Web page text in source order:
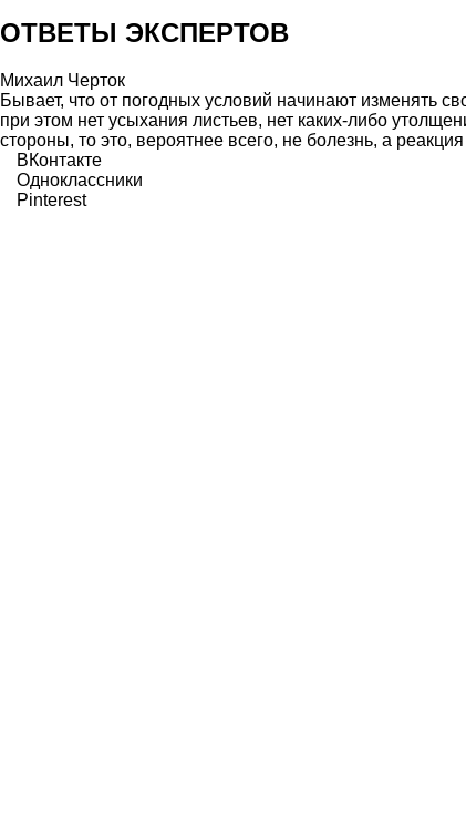
ОТВЕТЫ ЭКСПЕРТОВ
Михаил Черток
Бывает, что от погодных условий начинают изменять
при этом нет усыхания листьев, нет каких-либо
стороны, то это, вероятнее всего, не болезнь, а
ВКонтакте
Одноклассники
Pinterest